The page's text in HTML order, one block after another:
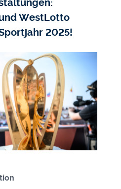
WestLotto
2025!